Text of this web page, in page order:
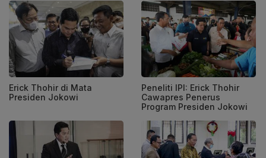
Erick Thohir di Mata
Presiden Jokowi
Peneliti IPI: Erick Thohir
Cawapres Penerus
Program Presiden Jokowi